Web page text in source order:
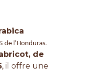
de l’Honduras.
de
, il offre une